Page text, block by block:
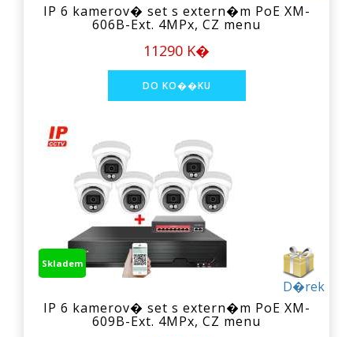
IP 6 kamerov� set s extern�m PoE XM-
606B-Ext. 4MPx, CZ menu
11290 K�
D�rek
Skladem
IP 6 kamerov� set s extern�m PoE XM-
609B-Ext. 4MPx, CZ menu